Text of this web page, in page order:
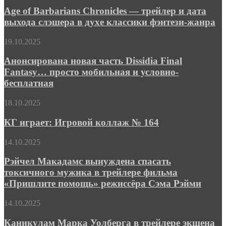
Barbarians
Chronicles
—
и
выхода
слэшера
в
классики
жанра
Age of Barbarians Chronicles — трейлер и дата
выхода слэшера в духе классики фэнтези-жанра
Анонсирована
часть
Dissidia
Final
Fantasy…
мобильная
условно-
19.10.2025
Анонсирована новая часть Dissidia Final
Fantasy… просто мобильная и условно-
бесплатная
КГ
Игровой
коллаж
№
164
18.10.2025
КГ играет: Игровой коллаж № 164
Рэйчел
вынуждена
токсичного
мужика
трейлере
«Пришлите
14.10.2025
Рэйчел Макадамс вынуждена спасать
токсичного мужика в трейлере фильма
«Пришлите помощь» режиссёра Сэма Рэйми
Каникулам
Уолберга
14.10.2025
Каникулам Марка Уолберга в трейлере экшена